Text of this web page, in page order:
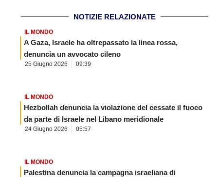
NOTIZIE RELAZIONATE
IL MONDO
A Gaza, Israele ha oltrepassato la linea rossa,
denuncia un avvocato cileno
25 Giugno 2026 09:39
IL MONDO
Hezbollah denuncia la violazione del cessate il fuoco
da parte di Israele nel Libano meridionale
24 Giugno 2026 05:57
IL MONDO
Palestina denuncia la campagna israeliana di